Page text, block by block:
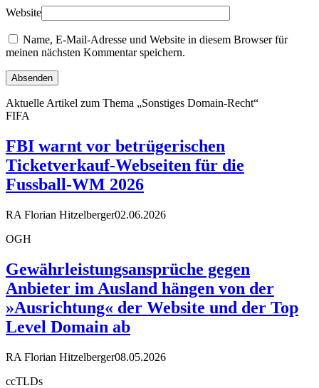
Website
Name, E-Mail-Adresse und Website in diesem Browser für
meinen nächsten Kommentar speichern.
Aktuelle Artikel zum Thema „Sonstiges Domain-Recht“
FIFA
FBI warnt vor betrügerischen
Ticketverkauf-Webseiten für die
Fussball-WM 2026
RA Florian Hitzelberger02.06.2026
OGH
Gewährleistungsansprüche gegen
Anbieter im Ausland hängen von der
»Ausrichtung« der Website und der Top
Level Domain ab
RA Florian Hitzelberger08.05.2026
ccTLDs